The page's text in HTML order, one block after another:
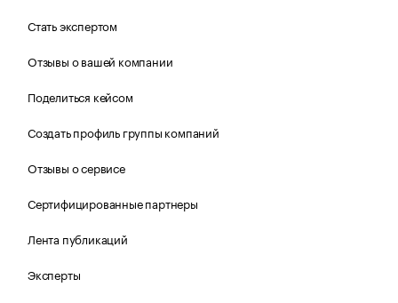
Стать экспертом
Отзывы о вашей компании
Поделиться кейсом
Создать профиль группы компаний
Отзывы о сервисе
Сертифицированные партнеры
Лента публикаций
Эксперты